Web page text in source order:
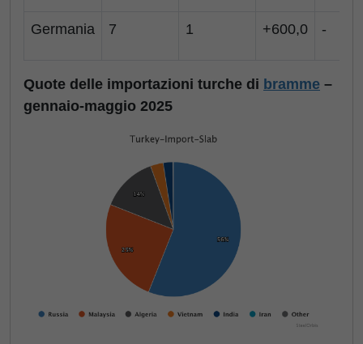
Germania 7 1 +600,0 -
Quote delle importazioni turche di bramme –
gennaio-maggio 2025